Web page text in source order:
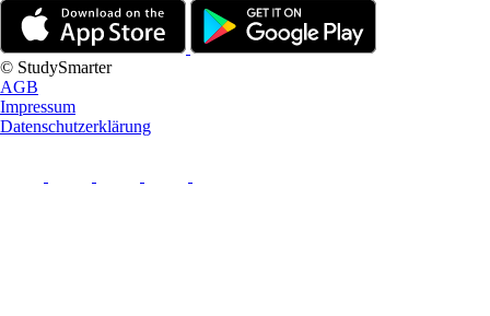
© StudySmarter
AGB
Impressum
Datenschutzerklärung